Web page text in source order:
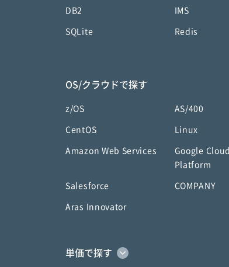
DB2 IMS
SQLite Redis
OS/クラウドで探す
z/OS AS/400
CentOS Linux
Amazon Web Services
Google Cloud
Platform
Salesforce COMPANY
Aras Innovator
単価で探す